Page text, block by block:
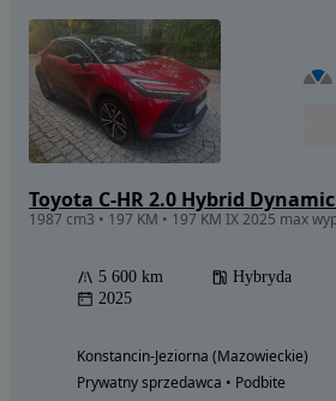
5 600 km Hybryda
2025
Konstancin-Jeziorna (Mazowieckie)
Prywatny sprzedawca • Podbite